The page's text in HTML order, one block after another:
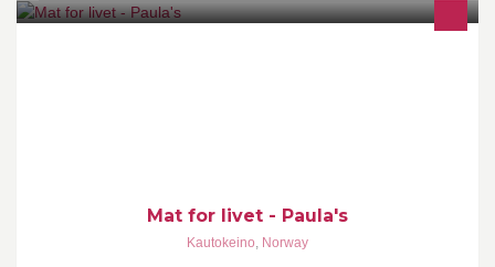
Mat for livet - Paula's
Kautokeino, Norway